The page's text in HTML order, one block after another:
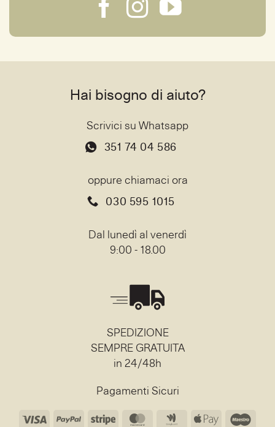
Hai bisogno di aiuto?
SPEDIZIONE
SEMPRE GRATUITA
in 24/48h
Pagamenti Sicuri
Visa PayPalStripe MasterCard
GoogleApple
Scrivici su Whatsapp
351 74 04 586
oppure chiamaci ora
030 595 1015
Dal lunedì al venerdì
9:00 - 18.00